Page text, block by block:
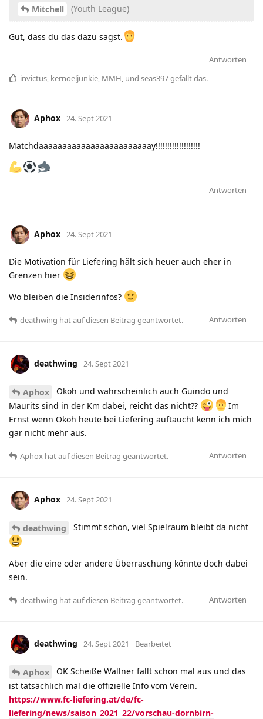
Mitchell (Youth League)
Gut, dass du das dazu sagst.
Antworten
invictus, kernoeljunkie, MMH, und seas397gefällt das.
Aphox 24. Sept 2021
Matchdaaaaaaaaaaaaaaaaaaaaaaaay!!!!!!!!!!!!!!!!!!!
Antworten
Aphox 24. Sept 2021
Die Motivation für Liefering hält sich heuer auch eher in
Grenzen hier
Wo bleiben die Insiderinfos?
Antworten
deathwing hatauf diesen Beitrag geantwortet.
deathwing 24. Sept 2021
Aphox
Okoh und wahrscheinlich auch Guindo und
Maurits sind in der Km dabei, reicht das nicht??
Im
Ernst wenn Okoh heute bei Liefering auftaucht kenn ich mich
gar nicht mehr aus.
Antworten
Aphox hatauf diesen Beitrag geantwortet.
Aphox 24. Sept 2021
deathwing Stimmt schon, viel Spielraum bleibt da nicht
Aber die eine oder andere Überraschung könnte doch dabei
sein.
Antworten
deathwing hatauf diesen Beitrag geantwortet.
deathwing 24. Sept 2021 Bearbeitet
Aphox
OK Scheiße Wallner fällt schon mal aus und das
ist tatsächlich mal die offizielle Info vom Verein.
https://www.fc-liefering.at/de/fc-
liefering/news/saison_2021_22/vorschau-dornbirn-